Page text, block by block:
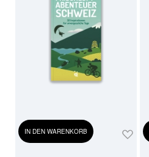
IN DEN WARENKORB